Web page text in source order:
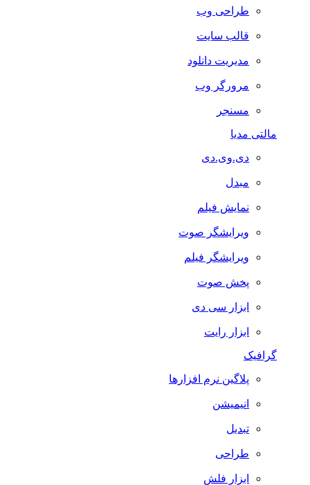
طراحی وب
قالب سایت
مدیریت دانلود
مرورگر وب
مسنجر
مالتی مدیا
دی.وی.دی
مبدل
نمایش فیلم
ویرایشگر صوت
ویرایشگر فیلم
پخش صوت
ابزار سی دی
ابزار رایت
گرافیک
پلاگین نرم افزارها
انیمیشن
تبدیل
طراحی
ابزار فلش